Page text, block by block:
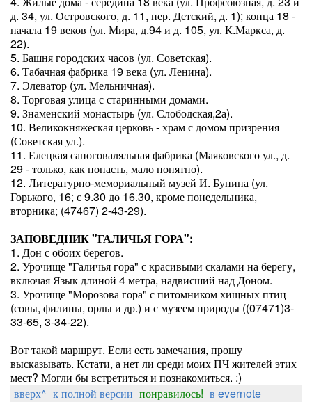
д. 34, ул. Островского, д. 11, пер. Детский, д. 1); конца 18 -
начала 19 веков (ул. Мира, д.94 и д. 105, ул. К.Маркса, д.
22).
5. Башня городских часов (ул. Советская).
6. Табачная фабрика 19 века (ул. Ленина).
7. Элеватор (ул. Мельничная).
8. Торговая улица с старинными домами.
9. Знаменский монастырь (ул. Слободская,2а).
10. Великокняжеская церковь - храм с домом призрения
(Советская ул.).
11. Елецкая сапоговаляльная фабрика (Маяковского ул., д.
29 - только, как попасть, мало понятно).
12. Литературно-мемориальный музей И. Бунина (ул.
Горького, 16; с 9.30 до 16.30, кроме понедельника,
вторника; (47467) 2-43-29).
ЗАПОВЕДНИК "ГАЛИЧЬЯ ГОРА":
1. Дон с обоих берегов.
2. Урочище "Галичья гора" с красивыми скалами на берегу,
включая Язык длиной 4 метра, надвисший над Доном.
3. Урочище "Морозова гора" с питомником хищных птиц
(совы, филины, орлы и др.) и с музеем природы ((07471)3-
33-65, 3-34-22).
Вот такой маршрут. Если есть замечания, прошу
высказывать. Кстати, а нет ли среди моих ПЧ жителей этих
мест? Могли бы встретиться и познакомиться. :)
вверх^ к полной версии понравилось! в evernote